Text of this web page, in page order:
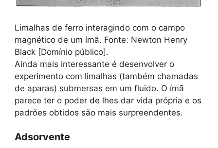
Limalhas de ferro interagindo com o campo
magnético de um ímã. Fonte: Newton Henry
Black [Domínio público].
Ainda mais interessante é desenvolver o
experimento com limalhas (também chamadas
de aparas) submersas em um fluido. O ímã
parece ter o poder de lhes dar vida própria e os
padrões obtidos são mais surpreendentes.
Adsorvente